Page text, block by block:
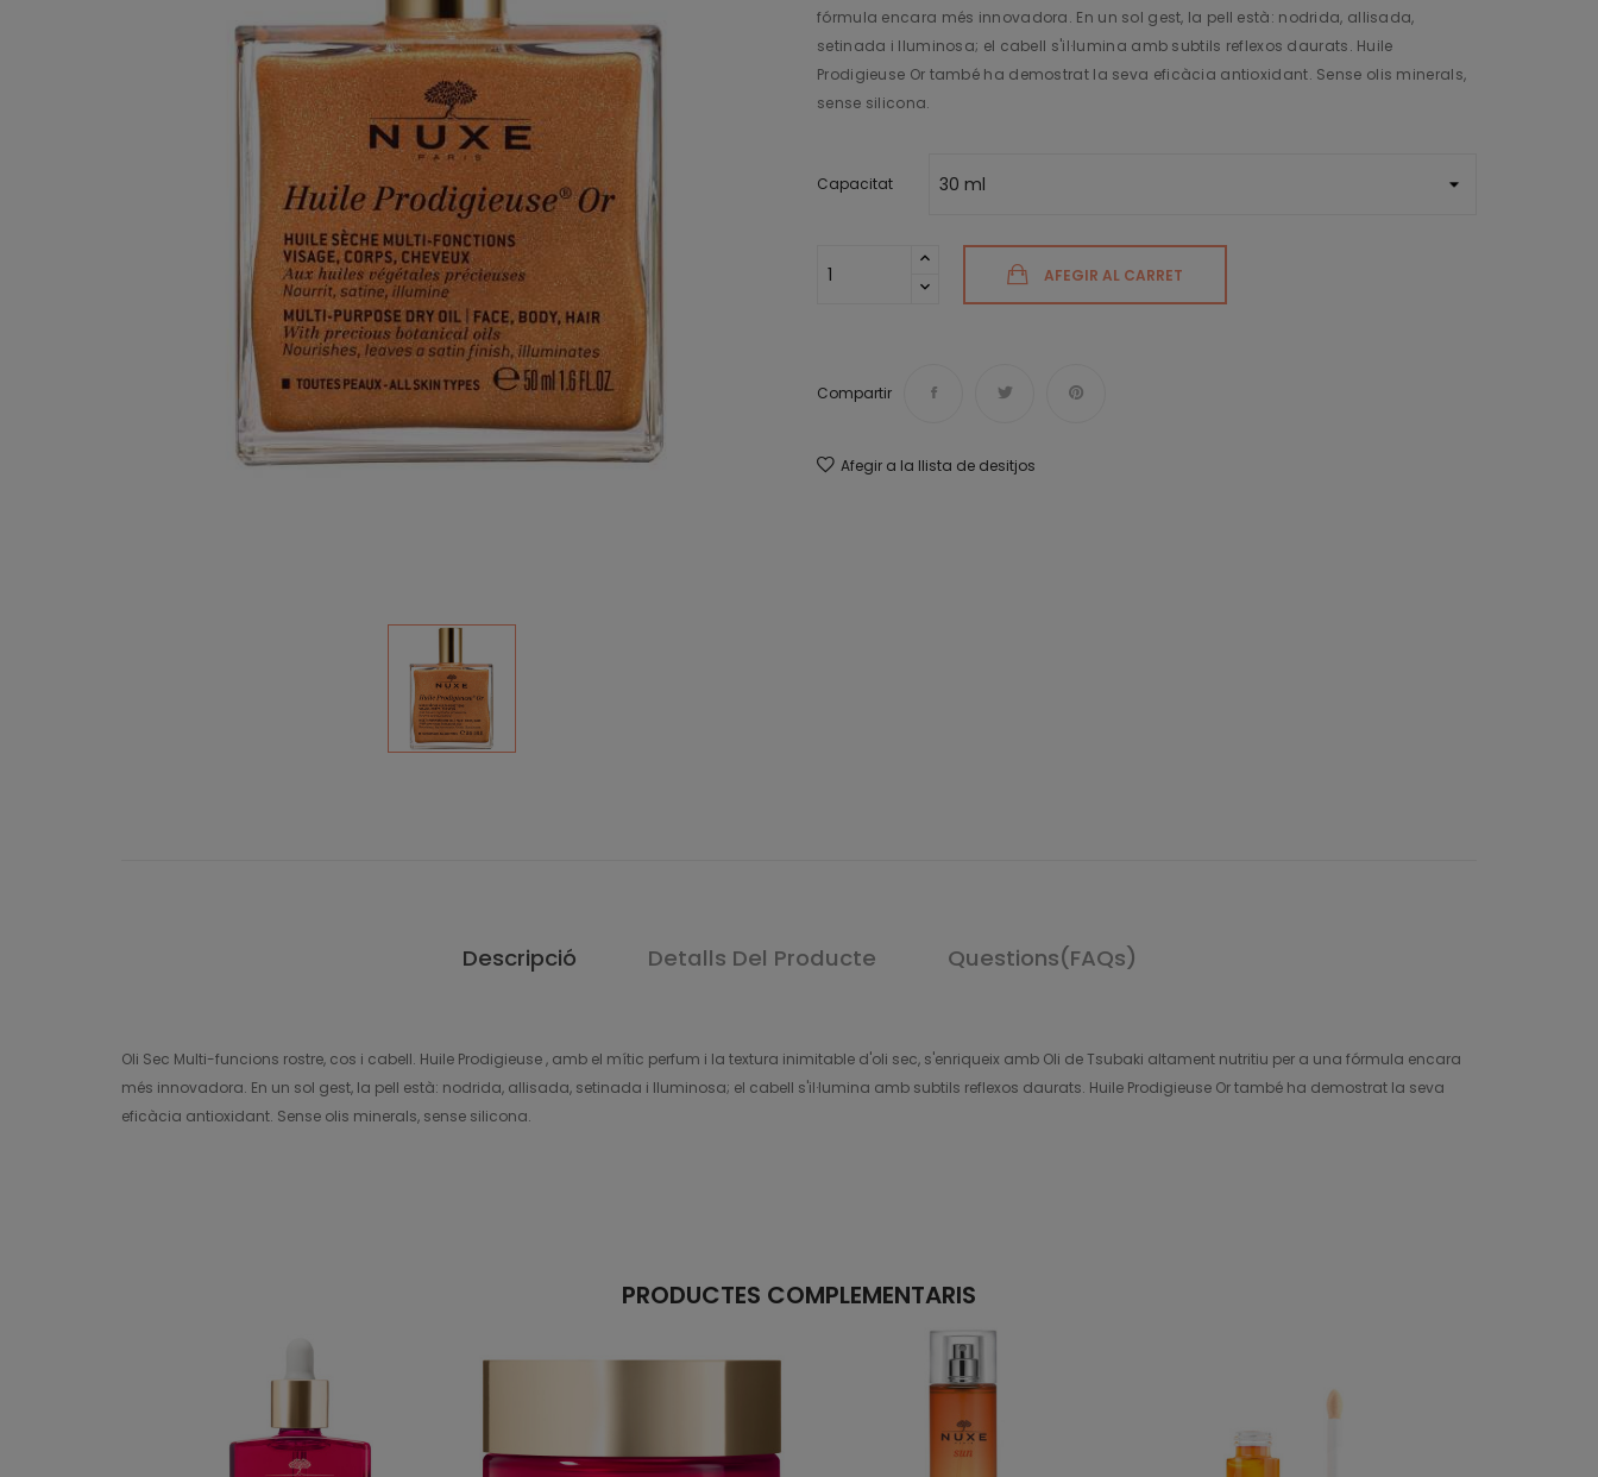
fórmula encara més innovadora. En un sol gest, la pell està: nodrida, allisada,
setinada i lluminosa; el cabell s'il·lumina amb subtils reflexos daurats. Huile
Prodigieuse Or també ha demostrat la seva eficàcia antioxidant. Sense olis minerals,
sense silicona.
Capacitat
AFEGIR AL CARRET
Compartir
Afegir a la llista de desitjos
Descripció Detalls Del Producte Questions(FAQs)
Oli Sec Multi-funcions rostre, cos i cabell. Huile Prodigieuse , amb el mític perfum i la textura inimitable d'oli sec, s'enriqueix amb Oli de Tsubaki altament nutritiu per a una fórmula encara
més innovadora. En un sol gest, la pell està: nodrida, allisada, setinada i lluminosa; el cabell s'il·lumina amb subtils reflexos daurats. Huile Prodigieuse Or també ha demostrat la seva
eficàcia antioxidant. Sense olis minerals, sense silicona.
PRODUCTES COMPLEMENTARIS